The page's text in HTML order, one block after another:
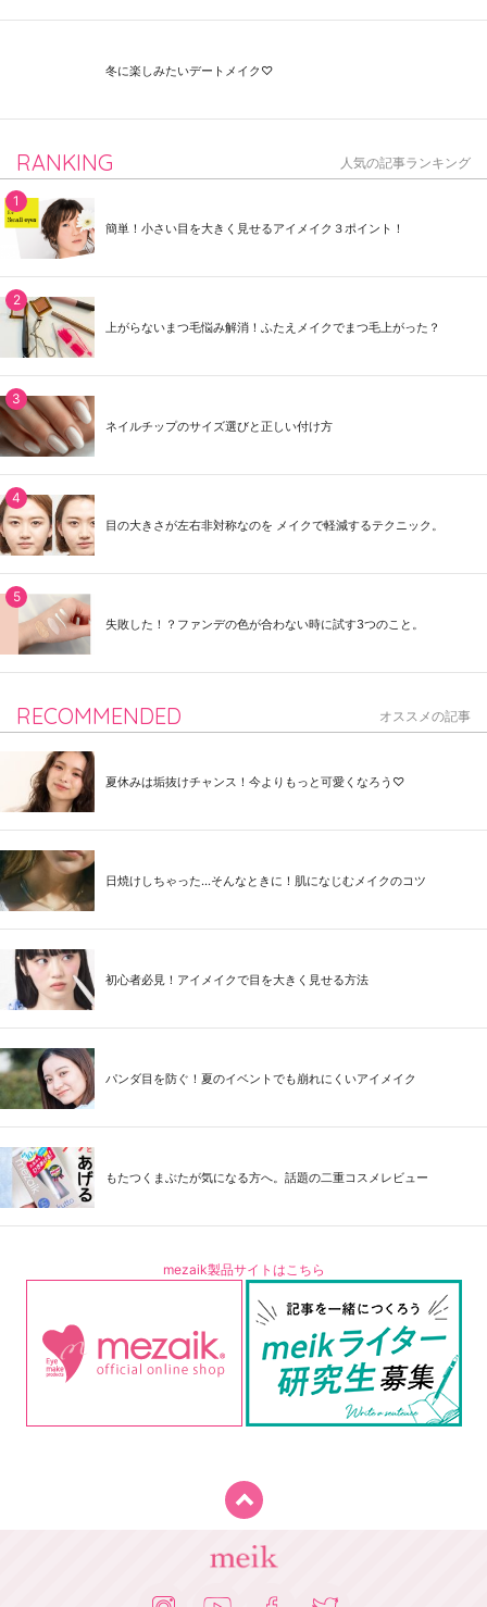
冬に楽しみたいデートメイク♡
RANKING 人気の記事ランキング
簡単！小さい目を大きく見せるアイメイク３ポイント！
上がらないまつ毛悩み解消！ふたえメイクでまつ毛上がった？
ネイルチップのサイズ選びと正しい付け方
目の大きさが左右非対称なのを メイクで軽減するテクニック。
失敗した！？ファンデの色が合わない時に試す3つのこと。
RECOMMENDED オススメの記事
夏休みは垢抜けチャンス！今よりもっと可愛くなろう♡
日焼けしちゃった...そんなときに！肌になじむメイクのコツ
初心者必見！アイメイクで目を大きく見せる方法
パンダ目を防ぐ！夏のイベントでも崩れにくいアイメイク
もたつくまぶたが気になる方へ。話題の二重コスメレビュー
mezaik製品サイトはこちら